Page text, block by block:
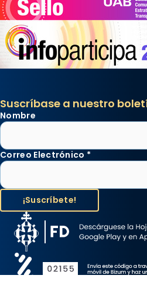
Suscríbase a nuestro
Nombre
Correo Electrónico *